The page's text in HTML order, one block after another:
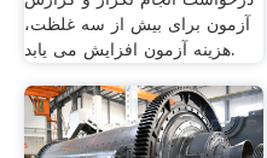
آزمون برای بیش از سه غلظت،
هزینه آزمون افزایش می یابد.